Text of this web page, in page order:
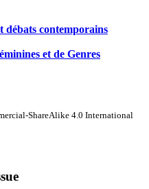
débats contemporains
et de Genres
ShareAlike 4.0 International